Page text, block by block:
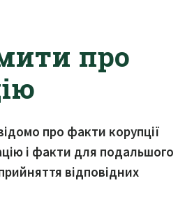
про
про факти корупції
і факти для подальшого
відповідних